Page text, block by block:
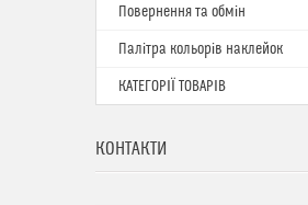
Повернення та обмін
Палітра кольорів наклейок
КАТЕГОРІЇ ТОВАРІВ
КОНТАКТИ